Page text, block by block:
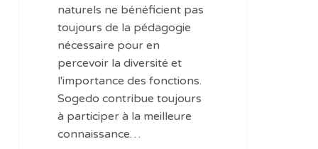
naturels ne bénéficient pas
toujours de la pédagogie
nécessaire pour en
percevoir la diversité et
l'importance des fonctions.
Sogedo contribue toujours
à participer à la meilleure
connaissance…